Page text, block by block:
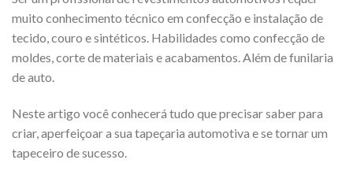
muito conhecimento técnico em confecção e instalação de
tecido, couro e sintéticos. Habilidades como confecção de
moldes, corte de materiais e acabamentos. Além de funilaria
de auto.
Neste artigo você conhecerá tudo que precisar saber para
criar, aperfeiçoar a sua tapeçaria automotiva e se tornar um
tapeceiro de sucesso.